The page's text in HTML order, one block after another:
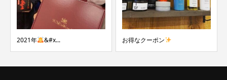
2021年 ‍&#x... お得なクーポン